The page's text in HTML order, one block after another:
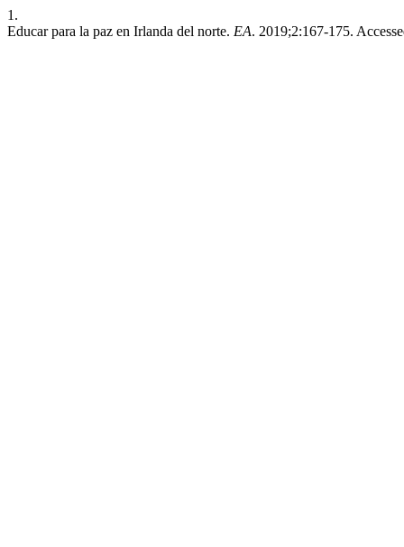
1.
Educar para la paz en Irlanda del norte. EA. 2019;2:167-175.